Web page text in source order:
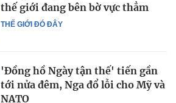
THẾ GIỚI ĐÓ ĐÂY
thế giới đang bên bờ vực thẳm
'Đồng hồ Ngày tận thế' tiến gần
tới nửa đêm, Nga đổ lỗi cho Mỹ và
NATO